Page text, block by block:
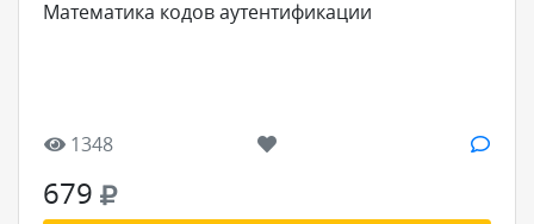
Математика кодов аутентификации
1348
679